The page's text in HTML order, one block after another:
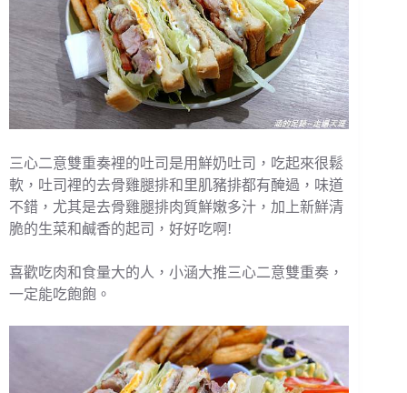
三心二意雙重奏裡的吐司是用鮮奶吐司，吃起來很鬆
軟，吐司裡的去骨雞腿排和里肌豬排都有醃過，味道
不錯，尤其是去骨雞腿排肉質鮮嫩多汁，加上新鮮清
脆的生菜和鹹香的起司，好好吃啊!
喜歡吃肉和食量大的人，小涵大推三心二意雙重奏，
一定能吃飽飽。